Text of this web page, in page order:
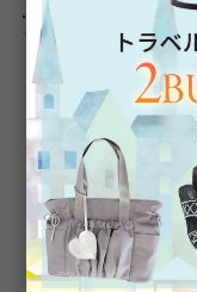
返品について